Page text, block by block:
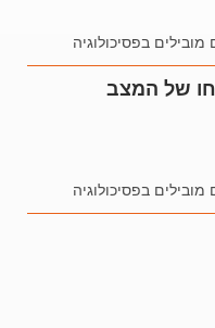
בפסיכולוגיה
של המצב
בפסיכולוגיה